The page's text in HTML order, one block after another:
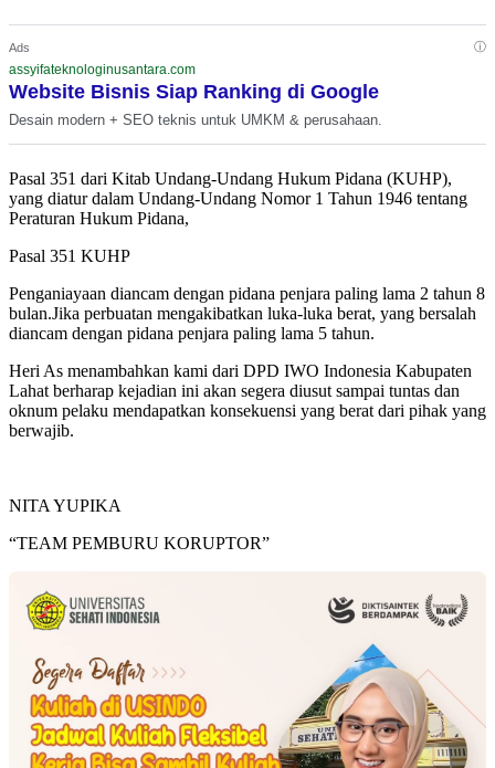
Ads ⓘ
assyifateknologinusantara.com
Website Bisnis Siap Ranking di Google
Desain modern + SEO teknis untuk UMKM & perusahaan.
Pasal 351 dari Kitab Undang-Undang Hukum Pidana (KUHP),
yang diatur dalam Undang-Undang Nomor 1 Tahun 1946 tentang
Peraturan Hukum Pidana,
Pasal 351 KUHP
Penganiayaan diancam dengan pidana penjara paling lama 2 tahun 8
bulan.Jika perbuatan mengakibatkan luka-luka berat, yang bersalah
diancam dengan pidana penjara paling lama 5 tahun.
Heri As menambahkan kami dari DPD IWO Indonesia Kabupaten
Lahat berharap kejadian ini akan segera diusut sampai tuntas dan
oknum pelaku mendapatkan konsekuensi yang berat dari pihak yang
berwajib.
NITA YUPIKA
“TEAM PEMBURU KORUPTOR”